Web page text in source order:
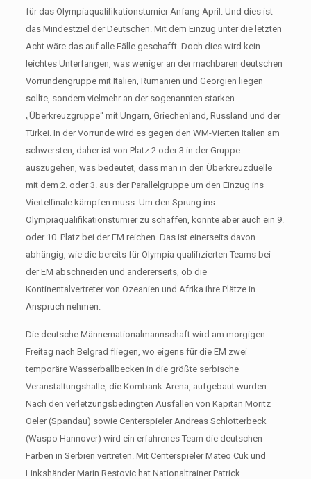
für das Olympiaqualifikationsturnier Anfang April. Und dies ist
das Mindestziel der Deutschen. Mit dem Einzug unter die letzten
Acht wäre das auf alle Fälle geschafft. Doch dies wird kein
leichtes Unterfangen, was weniger an der machbaren deutschen
Vorrundengruppe mit Italien, Rumänien und Georgien liegen
sollte, sondern vielmehr an der sogenannten starken
„Überkreuzgruppe“ mit Ungarn, Griechenland, Russland und der
Türkei. In der Vorrunde wird es gegen den WM-Vierten Italien am
schwersten, daher ist von Platz 2 oder 3 in der Gruppe
auszugehen, was bedeutet, dass man in den Überkreuzduelle
mit dem 2. oder 3. aus der Parallelgruppe um den Einzug ins
Viertelfinale kämpfen muss. Um den Sprung ins
Olympiaqualifikationsturnier zu schaffen, könnte aber auch ein 9.
oder 10. Platz bei der EM reichen. Das ist einerseits davon
abhängig, wie die bereits für Olympia qualifizierten Teams bei
der EM abschneiden und andererseits, ob die
Kontinentalvertreter von Ozeanien und Afrika ihre Plätze in
Anspruch nehmen.
Die deutsche Männernationalmannschaft wird am morgigen
Freitag nach Belgrad fliegen, wo eigens für die EM zwei
temporäre Wasserballbecken in die größte serbische
Veranstaltungshalle, die Kombank-Arena, aufgebaut wurden.
Nach den verletzungsbedingten Ausfällen von Kapitän Moritz
Oeler (Spandau) sowie Centerspieler Andreas Schlotterbeck
(Waspo Hannover) wird ein erfahrenes Team die deutschen
Farben in Serbien vertreten. Mit Centerspieler Mateo Cuk und
Linkshänder Marin Restovic hat Nationaltrainer Patrick